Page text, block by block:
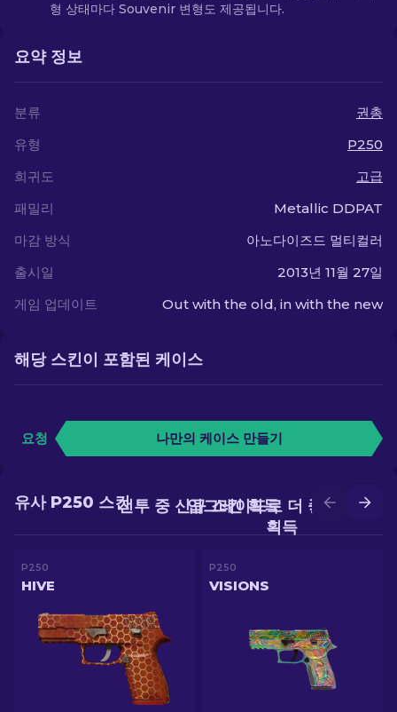
형 상태마다 Souvenir 변형도 제공됩니다.
요약 정보
분류
권총
유형
P250
희귀도
고급
패밀리
Metallic DDPAT
마감 방식
아노다이즈드 멀티컬러
출시일
2013년 11월 27일
게임 업데이트
Out with the old, in with the new
해당 스킨이 포함된 케이스
요청 나만의 케이스 만들기
업그레이드로 더 좋은 스킨
획득
전투 중 신규 스킨 획득
유사 P250 스킨
P250
HIVE
P250
VISIONS